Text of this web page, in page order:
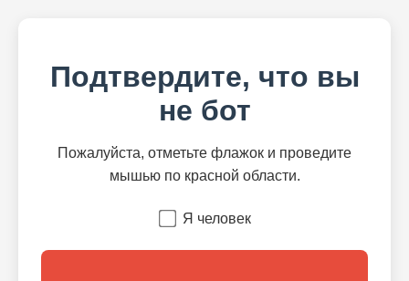
Подтвердите, что вы
не бот
Пожалуйста, отметьте флажок и проведите
мышью по красной области.
Я человек